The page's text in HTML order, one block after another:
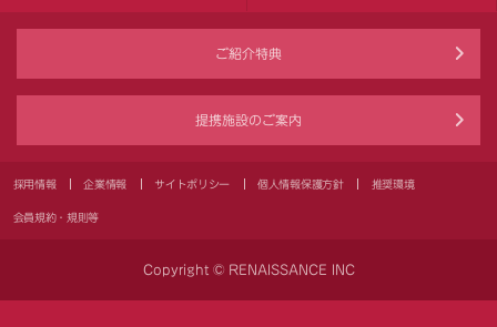
ご紹介特典
提携施設のご案内
採用情報 企業情報 サイトポリシー 個人情報保護方針 推奨環境
会員規約・規則等
Copyright © RENAISSANCE INC